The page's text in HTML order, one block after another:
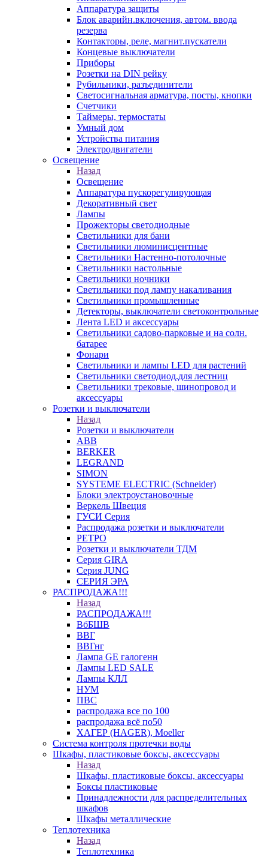
Аппаратура защиты
Блок аварийн.включения, автом. ввода
резерва
Контакторы, реле, магнит.пускатели
Концевые выключатели
Приборы
Розетки на DIN рейку
Рубильники, разъединители
Светосигнальная арматура, посты, кнопки
Счетчики
Таймеры, термостаты
Умный дом
Устройства питания
Электродвигатели
Освещение
Назад
Освещение
Аппаратура пускорегулирующая
Декоративный свет
Лампы
Прожекторы светодиодные
Светильники для бани
Светильники люминисцентные
Светильники Настенно-потолочные
Светильники настольные
Светильники ночники
Светильники под лампу накаливания
Светильники промышленные
Детекторы, выключатели светоконтрольные
Лента LED и аксессуары
Светильники садово-парковые и на солн.
батарее
Фонари
Светильники и лампы LED для растений
Светильники светодиод.для лестниц
Светильники трековые, шинопровод и
аксессуары
Розетки и выключатели
Назад
Розетки и выключатели
ABB
BERKER
LEGRAND
SIMON
SYSTEME ELECTRIC (Schneider)
Блоки электроустановочные
Веркель Швеция
ГУСИ Серия
Распродажа розетки и выключатели
РЕТРО
Розетки и выключатели ТДМ
Серия GIRA
Серия JUNG
СЕРИЯ ЭРА
РАСПРОДАЖА!!!
Назад
РАСПРОДАЖА!!!
ВбБШВ
ВВГ
ВВГнг
Лампа GE галогенн
Лампы LED SALE
Лампы КЛЛ
НУМ
ПВС
распродажа все по 100
распродажа всё по50
ХАГЕР (HAGER), Moeller
Система контроля протечки воды
Шкафы, пластиковые боксы, аксессуары
Назад
Шкафы, пластиковые боксы, аксессуары
Боксы пластиковые
Принадлежности для распределительных
шкафов
Шкафы металлические
Теплотехника
Назад
Теплотехника